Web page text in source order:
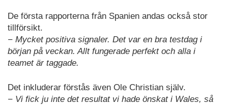
De första rapporterna från Spanien andas också stor
tillförsikt.
− Mycket positiva signaler. Det var en bra testdag i
början på veckan. Allt fungerade perfekt och alla i
teamet är taggade.
Det inkluderar förstås även Ole Christian själv.
− Vi fick ju inte det resultat vi hade önskat i Wales, så